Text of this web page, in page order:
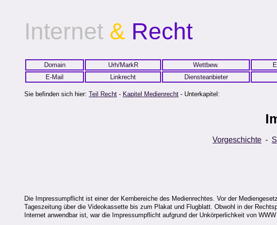
Internet & Recht
Domain Urh/MarkR Wettbew.
E-Mail
Linkrecht Diensteanbieter
Sie befinden sich hier: Teil Recht - Kapitel Medienrecht - Unterkapitel:
Vorgeschichte -
Die Impressumpflicht ist einer der Kernbereiche des Medienrechtes. Vor der
Tageszeitung über die Videokassette bis zum Plakat und Flugblatt. Obwohl in der
Internet anwendbar ist, war die Impressumpflicht aufgrund der Unkörperlichkeit von